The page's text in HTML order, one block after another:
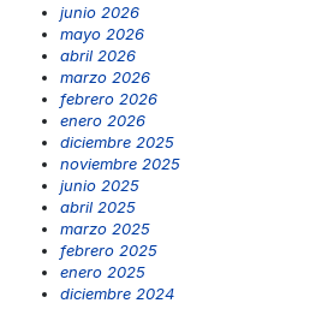
junio 2026
mayo 2026
abril 2026
marzo 2026
febrero 2026
enero 2026
diciembre 2025
noviembre 2025
junio 2025
abril 2025
marzo 2025
febrero 2025
enero 2025
diciembre 2024